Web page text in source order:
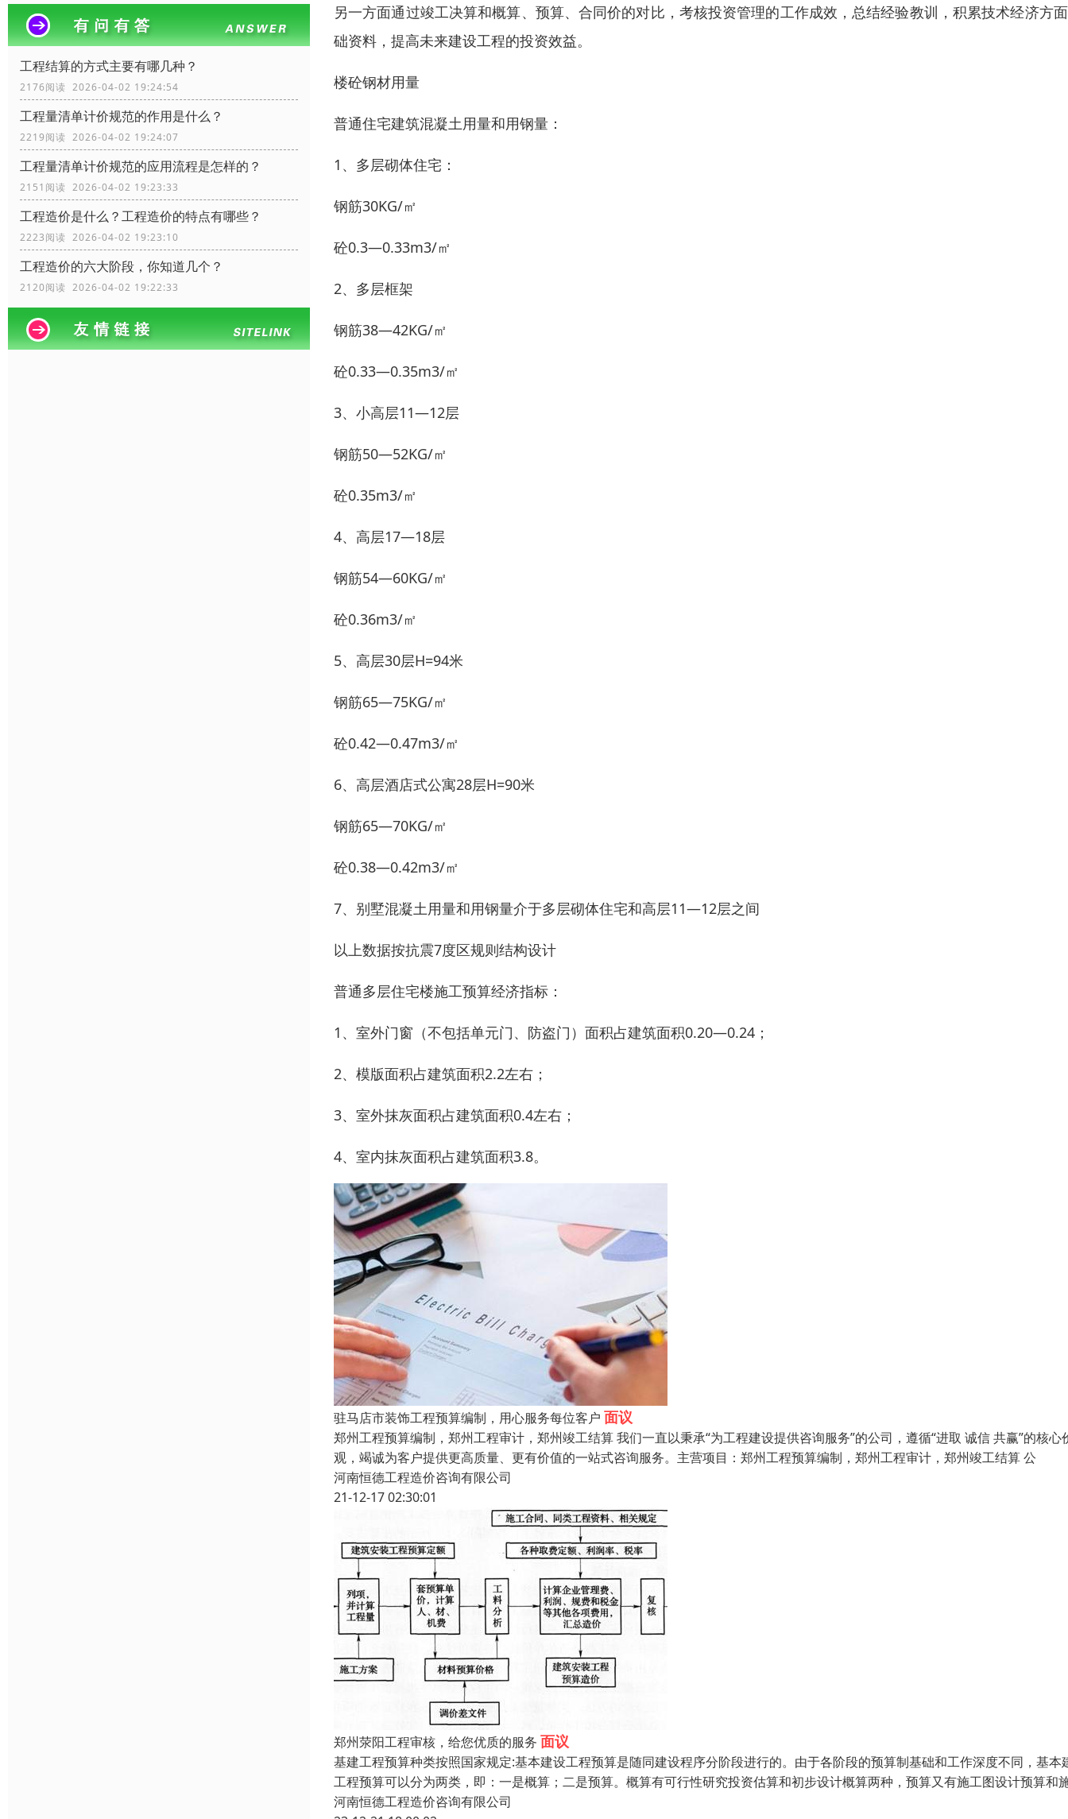
工程结算的方式主要有哪几种？
2176阅读 2026-04-02 19:24:54
工程量清单计价规范的作用是什么？
2219阅读 2026-04-02 19:24:07
工程量清单计价规范的应用流程是怎样的？
2151阅读 2026-04-02 19:23:33
工程造价是什么？工程造价的特点有哪些？
2223阅读 2026-04-02 19:23:10
工程造价的六大阶段，你知道几个？
2120阅读 2026-04-02 19:22:33
另一方面通过竣工决算和概算、预算、合同价的对比，考核投资管理的工作成效，总结经验教训，积累技术经济方
础资料，提高未来建设工程的投资效益。
楼砼钢材用量
普通住宅建筑混凝土用量和用钢量：
1、多层砌体住宅：
钢筋30KG/㎡
砼0.3—0.33m3/㎡
2、多层框架
钢筋38—42KG/㎡
砼0.33—0.35m3/㎡
3、小高层11—12层
钢筋50—52KG/㎡
砼0.35m3/㎡
4、高层17—18层
钢筋54—60KG/㎡
砼0.36m3/㎡
5、高层30层H=94米
钢筋65—75KG/㎡
砼0.42—0.47m3/㎡
6、高层酒店式公寓28层H=90米
钢筋65—70KG/㎡
砼0.38—0.42m3/㎡
7、别墅混凝土用量和用钢量介于多层砌体住宅和高层11—12层之间
以上数据按抗震7度区规则结构设计
普通多层住宅楼施工预算经济指标：
1、室外门窗（不包括单元门、防盗门）面积占建筑面积0.20—0.24；
2、模版面积占建筑面积2.2左右；
3、室外抹灰面积占建筑面积0.4左右；
4、室内抹灰面积占建筑面积3.8。
驻马店市装饰工程预算编制，用心服务每位客户 面议
郑州工程预算编制，郑州工程审计，郑州竣工结算 我们一直以秉承“为工程建设提供咨询服务”的公司，遵循“进取 诚信 共赢”的核心
观，竭诚为客户提供更高质量、更有价值的一站式咨询服务。主营项目：郑州工程预算编制，郑州工程审计，郑州竣工结算 公
河南恒德工程造价咨询有限公司
21-12-17 02:30:01
郑州荥阳工程审核，给您优质的服务 面议
基建工程预算种类按照国家规定:基本建设工程预算是随同建设程序分阶段进行的。由于各阶段的预算制基础和工作深度不同，基本
工程预算可以分为两类，即：一是概算；二是预算。概算有可行性研究投资估算和初步设计概算两种，预算又有施工图设计预算和
河南恒德工程造价咨询有限公司